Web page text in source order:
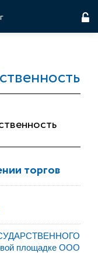
торгов
площадке ООО